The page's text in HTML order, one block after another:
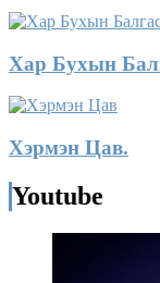
Хар Бухын
Хэрмэн Цав.
Youtube